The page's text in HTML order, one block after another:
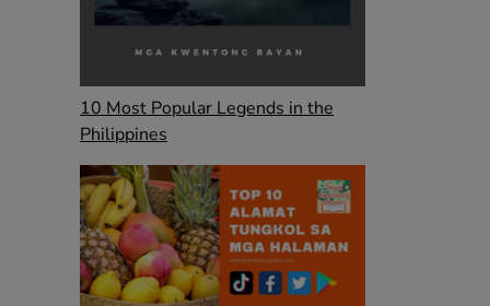
10 Most Popular Legends in the
Philippines